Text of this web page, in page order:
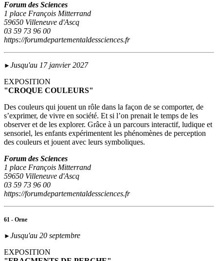
Forum des Sciences
1 place François Mitterrand
59650 Villeneuve d'Ascq
03 59 73 96 00
https://forumdepartementaldessciences.fr
► Jusqu'au 17 janvier 2027
EXPOSITION
"CROQUE COULEURS"
Des couleurs qui jouent un rôle dans la façon de se comporter, de
s’exprimer, de vivre en société. Et si l’on prenait le temps de les
observer et de les explorer. Grâce à un parcours interactif, ludique et
sensoriel, les enfants expérimentent les phénomènes de perception
des couleurs et jouent avec leurs symboliques.
Forum des Sciences
1 place François Mitterrand
59650 Villeneuve d'Ascq
03 59 73 96 00
https://forumdepartementaldessciences.fr
61 - Orne
► Jusqu'au 20 septembre
EXPOSITION